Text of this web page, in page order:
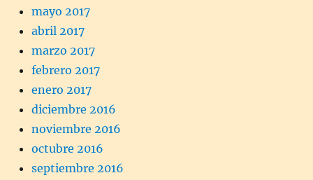
mayo 2017
abril 2017
marzo 2017
febrero 2017
enero 2017
diciembre 2016
noviembre 2016
octubre 2016
septiembre 2016